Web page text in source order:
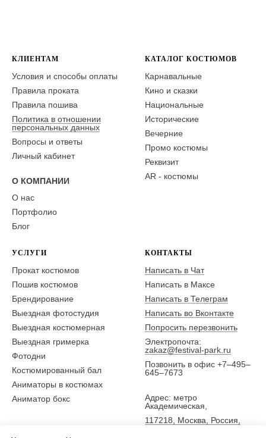
КЛИЕНТАМ
Условия и способы оплаты
Правила проката
Правила пошива
Политика в отношении
персональных данных
Вопросы и ответы
Личный кабинет
О КОМПАНИИ
О нас
Портфолио
Блог
КАТАЛОГ КОСТЮМОВ
Карнавальные
Кино и сказки
Национальные
Исторические
Вечерние
Промо костюмы
Реквизит
AR - костюмы
УСЛУГИ
Прокат костюмов
Пошив костюмов
Брендирование
Выездная фотостудия
Выездная костюмерная
Выездная гримерка
Фотодни
Костюмированный бал
Аниматоры в костюмах
Аниматор бокс
КОНТАКТЫ
Написать в Чат
Написать в Максе
Написать в Телеграм
Написать во Вконтакте
Попросить перезвонить
Электропочта:
zakaz@festival-park.ru
Позвонить в офис +7–495–
645–7673
Адрес: метро
Академическая,
117218, Москва, Россия,